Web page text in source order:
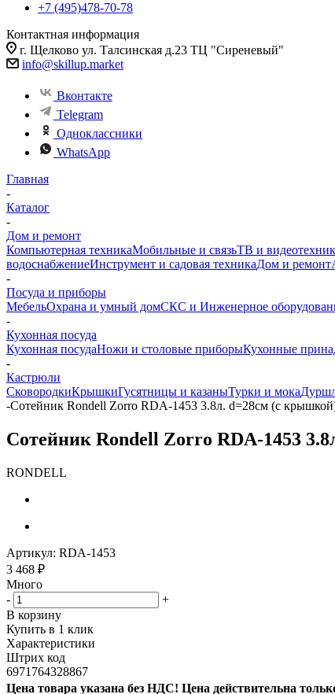
+7 (495)478-70-78
Контактная информация
г. Щелково ул. Талсинская д.23 ТЦ "Сиреневый"
info@skillup.market
Вконтакте
Telegram
Одноклассники
WhatsApp
Главная
-
Каталог
-
Дом и ремонт
Компьютерная техникаМобильные и связьТВ и
водоснабжениеИнструмент и садовая техникаДом и ремонт
-
Посуда и приборы
МебельОхрана и умный домСКС и Инженерное
-
Кухонная посуда
Кухонная посудаНожи и столовые приборыКухонные
-
Кастрюли
СковородкиКрышкиГусятницы и казаныТурки и мока
-Сотейник Rondell Zorro RDA-1453 3.8л. d=28см (с
Сотейник Rondell Zorro RDA-1453
RONDELL
Артикул: RDA-1453
3 468 ₽
Много
-
+
В корзину
Купить в 1 клик
Характеристики
Штрих код
6971764328867
Цена товара указана без НДС! Цена действительна